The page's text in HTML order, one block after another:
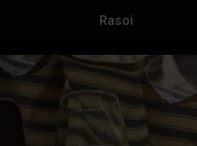
Rasoi